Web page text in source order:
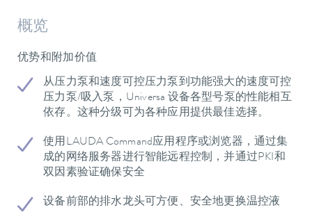
概览
优势和附加价值
从压力泵和速度可控压力泵到功能强大的速度可控
压力泵/吸入泵，Universa 设备各型号泵的性能相互
依存。这种分级可为各种应用提供最佳选择。
使用LAUDA Command应用程序或浏览器，通过集
成的网络服务器进行智能远程控制，并通过PKI和
双因素验证确保安全
设备前部的排水龙头可方便、安全地更换温控液